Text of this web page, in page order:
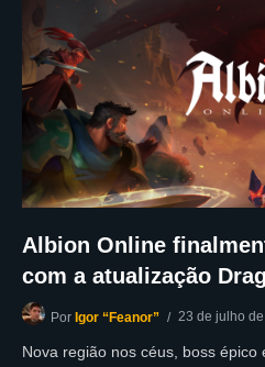
Albion Online
com a atualização
Por Igor “Feanor” 23 de julho
Nova região nos céus, boss